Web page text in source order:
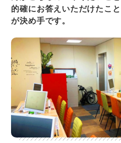
的確にお答えいただけたこ
が決め手です。